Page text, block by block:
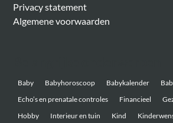
Privacy statement
Algemene voorwaarden
Baby Babyhoroscoop Babykalender
Echo’s en prenatale controles
Financieel
Hobby
Interieur en tuin Kind